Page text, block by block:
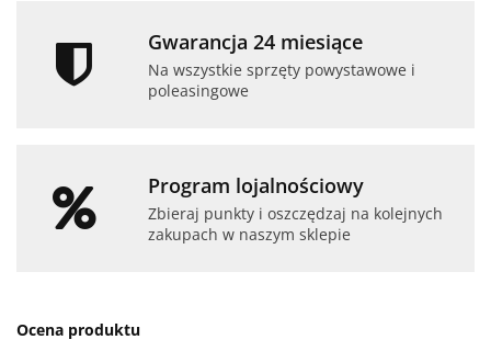
Gwarancja 24 miesiące
Na wszystkie sprzęty powystawowe i
poleasingowe
Program lojalnościowy
Zbieraj punkty i oszczędzaj na kolejnych
zakupach w naszym sklepie
Ocena produktu